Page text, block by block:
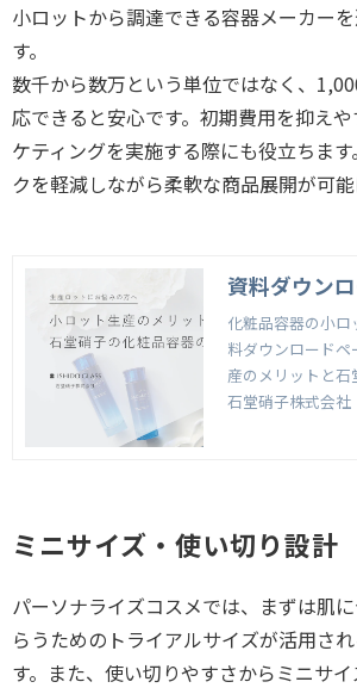
小ロットから調達できる容器メーカー
す。
数千から数万という単位ではなく、
応できると安心です。初期費用を抑え
ケティングを実施する際にも役立ちま
クを軽減しながら柔軟な商品展開が可能
資料ダウン
化粧品容器の小
料ダウンロード
産のメリットと
品をご紹介します。
石堂硝子株式会社
ミニサイズ・使い切り設計
パーソナライズコスメでは、まずは肌
らうためのトライアルサイズが活用さ
す。また、使い切りやすさからミニサ